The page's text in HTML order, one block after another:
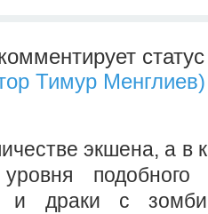
Тимур Менглиев)
экшена, а в
подобного
и драки с